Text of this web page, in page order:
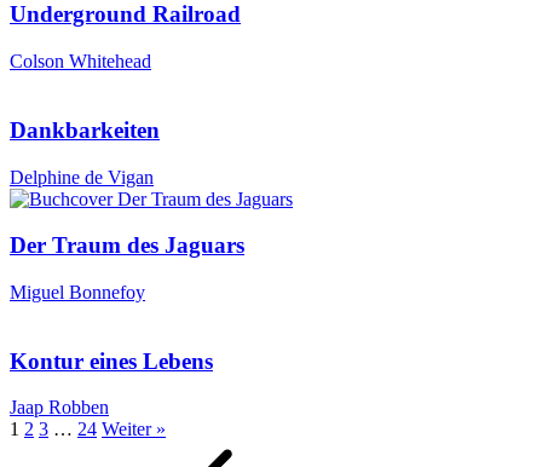
Underground Railroad
Colson Whitehead
Dankbarkeiten
Delphine de Vigan
Der Traum des Jaguars
Miguel Bonnefoy
Kontur eines Lebens
Jaap Robben
1 2 3 … 24 Weiter »